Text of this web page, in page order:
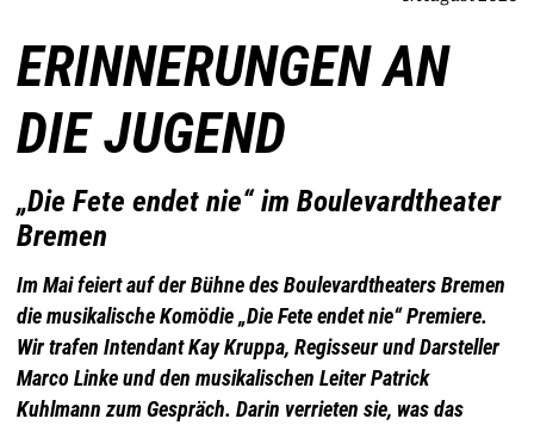
ERINNERUNGEN AN
DIE JUGEND
„Die Fete endet nie“ im Boulevardtheater
Bremen
Im Mai feiert auf der Bühne des Boulevardtheaters Bremen
die musikalische Komödie „Die Fete endet nie“ Premiere.
Wir trafen Intendant Kay Kruppa, Regisseur und Darsteller
Marco Linke und den musikalischen Leiter Patrick
Kuhlmann zum Gespräch. Darin verrieten sie, was das